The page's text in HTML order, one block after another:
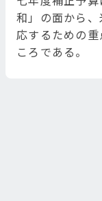
和」の面から
応するための
ころである。